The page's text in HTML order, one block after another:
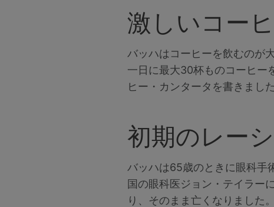
激しいコー
バッハはコーヒーを飲むのが
一日に最大30杯ものコーヒー
ヒー・カンタータを書きました
初期のレー
バッハは65歳のときに眼科手
国の眼科医ジョン・テイラー
り、そのまま亡くなりました。